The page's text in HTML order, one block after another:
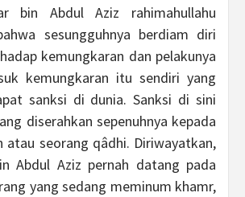
bin Abdul Aziz rahimahullahu
sesungguhnya berdiam diri
kemungkaran dan pelakunya
kemungkaran itu sendiri yang
sanksi di dunia. Sanksi di sini
diserahkan sepenuhnya kepada
atau seorang qâdhi. Diriwayatkan,
Abdul Aziz pernah datang pada
yang sedang meminum khamr,